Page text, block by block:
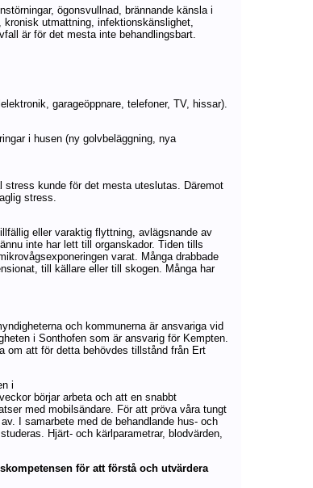
ögonsvullnad, brännande känsla i
kronisk utmattning, infektionskänslighet,
är för det mesta inte behandlingsbart.
garageöppnare, telefoner, TV, hissar).
i husen (ny golvbeläggning, nya
kunde för det mesta uteslutas. Däremot
stress.
eller varaktig flyttning, avlägsnande av
inte har lett till organskador. Tiden tills
varat. Många drabbade
till källare eller till skogen. Många har
och kommunerna är ansvariga vid
i Sonthofen som är ansvarig för Kempten.
om att för detta behövdes tillstånd från Ert
i
börjar arbeta och att en snabbt
med mobilsändare. För att pröva våra tungt
I samarbete med de behandlande hus- och
Hjärt- och kärlparametrar, blodvärden,
för att förstå och utvärdera